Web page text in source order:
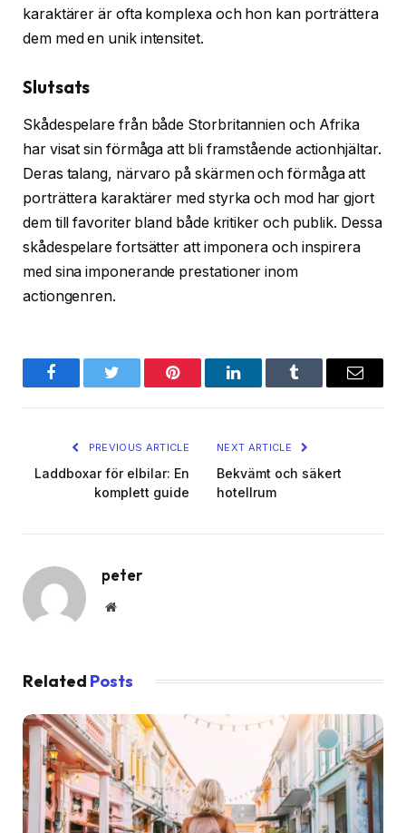
karaktärer är ofta komplexa och hon kan porträttera
dem med en unik intensitet.
Slutsats
Skådespelare från både Storbritannien och Afrika
har visat sin förmåga att bli framstående actionhjältar.
Deras talang, närvaro på skärmen och förmåga att
porträttera karaktärer med styrka och mod har gjort
dem till favoriter bland både kritiker och publik. Dessa
skådespelare fortsätter att imponera och inspirera
med sina imponerande prestationer inom
actiongenren.
FacebookTwitter Pinterest LinkedInTumblr Email
PREVIOUS ARTICLE
Laddboxar för elbilar: En
komplett guide
NEXT ARTICLE
Bekvämt och säkert
hotellrum
peter
Website
Related Posts